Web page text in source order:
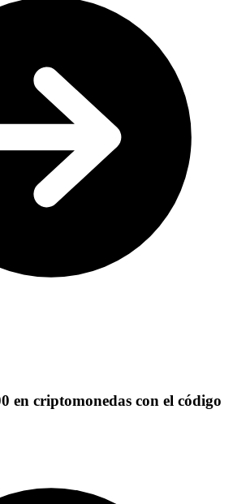
en criptomonedas con el código